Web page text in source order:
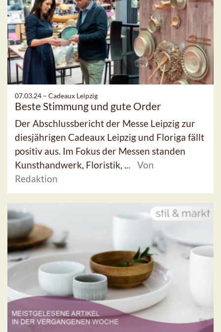
07.03.24 – Cadeaux Leipzig
Beste Stimmung und gute Order
Der Abschlussbericht der Messe Leipzig zur
diesjährigen Cadeaux Leipzig und Floriga fällt
positiv aus. Im Fokus der Messen standen
Kunsthandwerk, Floristik, ...
Von
Redaktion